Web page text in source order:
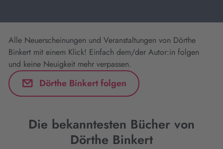
Alle Neuerscheinungen und Veranstaltungen von Dörthe
Binkert mit einem Klick! Einfach dem/der Autor:in folgen
und keine Neuigkeit mehr verpassen.
Dörthe Binkert folgen
Die bekanntesten Bücher von
Dörthe Binkert